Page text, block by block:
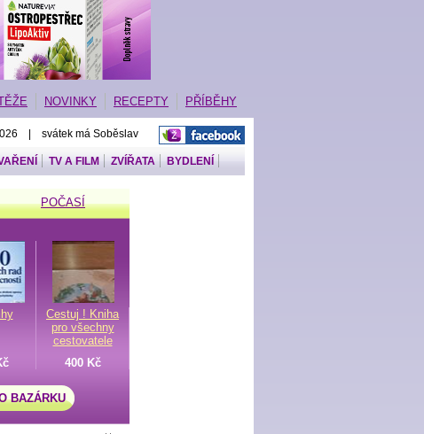
NOVINKY RECEPTY PŘÍBĚHY
| svátek má Soběslav
TV A FILM ZVÍŘATA BYDLENÍ
POČASÍ
Cestuj ! Kniha
pro všechny
cestovatele
400 Kč
BAZÁRKU